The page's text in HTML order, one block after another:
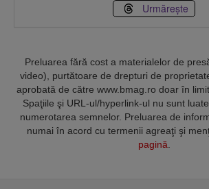
Urmărește
Preluarea fără cost a materialelor de
video), purtătoare de drepturi de
aprobată de către www.bmag.ro doar în
Spaţiile şi URL-ul/hyperlink-ul nu sunt
numerotarea semnelor. Preluarea de
numai în acord cu termenii agreaţi şi
pagină